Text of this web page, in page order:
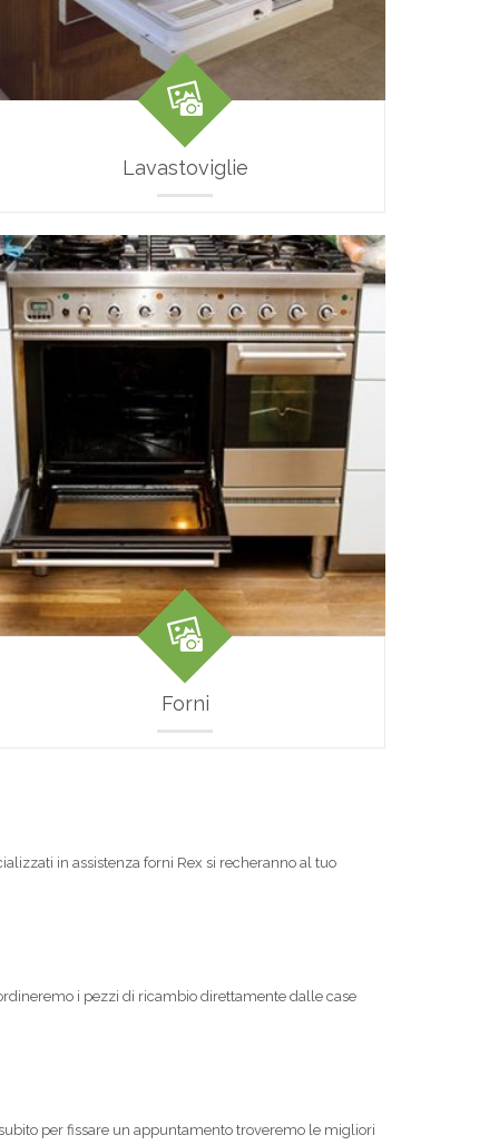
Lavastoviglie
Forni
in assistenza forni Rex si recheranno al tuo
i pezzi di ricambio direttamente dalle case
per fissare un appuntamento troveremo le migliori